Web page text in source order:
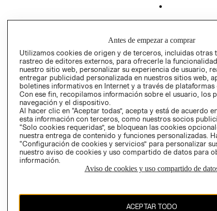
PRIVACIDAD
GIFT CARD
AVISO DE
Perú (S/)
CAMBIAR REGIÓN
El contenido de esta página web está protegido por copyright y es
Antes de empezar a comprar
Utilizamos cookies de origen y de terceros, incluidas otras
rastreo de editores externos, para ofrecerle la
nuestro sitio web, personalizar su experiencia de usuario,
entregar publicidad personalizada en nuestros sitios web,
boletines informativos en Internet y a través de plataformas
Con ese fin, recopilamos información sobre el usuario, los
navegación y el dispositivo.
Al hacer clic en “Aceptar todas”, acepta y está de acuerdo
esta información con terceros, como nuestros socios
“Solo cookies requeridas”, se bloquean las cookies
nuestra entrega de contenido y funciones personalizadas.
“Configuración de cookies y servicios” para personalizar
nuestro aviso de cookies y uso compartido de datos para
información.
Aviso de cookies y uso compartido de
ACEPTAR TODO